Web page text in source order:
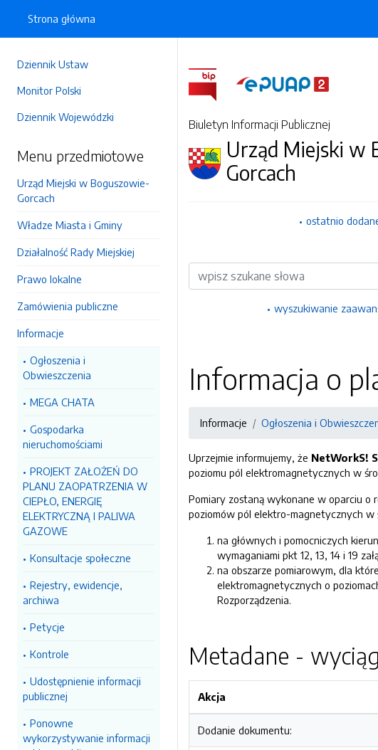
Dziennik Ustaw
Monitor Polski
Dziennik Wojewódzki
Menu przedmiotowe
Urząd Miejski w Boguszowie-
Gorcach
Władze Miasta i Gminy
Działalność Rady Miejskiej
Prawo lokalne
Zamówienia publiczne
Informacje
Ogłoszenia i
Obwieszczenia
MEGA CHATA
Gospodarka
nieruchomościami
PROJEKT ZAŁOŻEŃ DO
PLANU ZAOPATRZENIA W
CIEPŁO, ENERGIĘ
ELEKTRYCZNĄ I PALIWA
GAZOWE
Konsultacje społeczne
Rejestry, ewidencje,
archiwa
Petycje
Kontrole
Udostępnienie informacji
publicznej
Ponowne
wykorzystywanie informacji
Strona główna
Biuletyn Informacji Publicznej
Urząd Miejski w
Gorcach
ostatnio
Wyszukiwarka
wyszukiwanie
Informacja o
Informacje Ogłoszenia i
Uprzejmie informujemy, że NetWorkS!
poziomu pól elektromagnetycznych w
Pomiary zostaną wykonane w oparciu o
poziomów pól elektro-magnetycznych w
na głównych i pomocniczych
wymaganiami pkt 12, 13, 14 i 19
na obszarze pomiarowym, dla
elektromagnetycznych o
Rozporządzenia.
Metadane -
Akcja
Dodanie dokumentu: